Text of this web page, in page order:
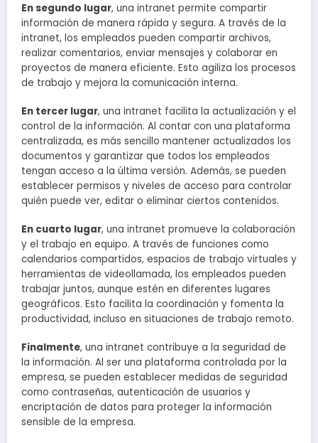
En segundo lugar, una intranet permite compartir
información de manera rápida y segura. A través de la
intranet, los empleados pueden compartir archivos,
realizar comentarios, enviar mensajes y colaborar en
proyectos de manera eficiente. Esto agiliza los procesos
de trabajo y mejora la comunicación interna.
En tercer lugar, una intranet facilita la actualización y el
control de la información. Al contar con una plataforma
centralizada, es más sencillo mantener actualizados los
documentos y garantizar que todos los empleados
tengan acceso a la última versión. Además, se pueden
establecer permisos y niveles de acceso para controlar
quién puede ver, editar o eliminar ciertos contenidos.
En cuarto lugar, una intranet promueve la colaboración
y el trabajo en equipo. A través de funciones como
calendarios compartidos, espacios de trabajo virtuales y
herramientas de videollamada, los empleados pueden
trabajar juntos, aunque estén en diferentes lugares
geográficos. Esto facilita la coordinación y fomenta la
productividad, incluso en situaciones de trabajo remoto.
Finalmente, una intranet contribuye a la seguridad de
la información. Al ser una plataforma controlada por la
empresa, se pueden establecer medidas de seguridad
como contraseñas, autenticación de usuarios y
encriptación de datos para proteger la información
sensible de la empresa.